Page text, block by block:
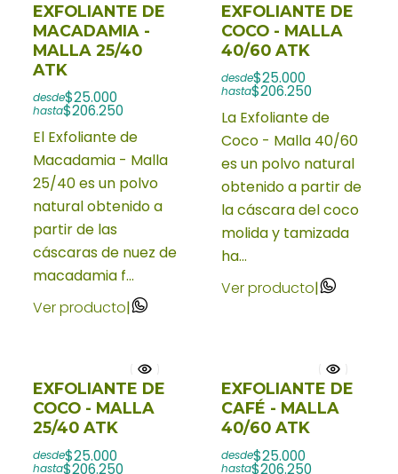
EXFOLIANTE DE
MACADAMIA -
MALLA 25/40
ATK
desde$25.000
hasta$206.250
El Exfoliante de
Macadamia - Malla
25/40 es un polvo
natural obtenido a
partir de las
cáscaras de nuez de
macadamia f...
Ver producto|
EXFOLIANTE DE
COCO - MALLA
40/60 ATK
desde$25.000
hasta$206.250
La Exfoliante de
Coco - Malla 40/60
es un polvo natural
obtenido a partir de
la cáscara del coco
molida y tamizada
ha...
Ver producto|
EXFOLIANTE DE
COCO - MALLA
25/40 ATK
desde$25.000
hasta$206.250
EXFOLIANTE DE
CAFÉ - MALLA
40/60 ATK
desde$25.000
hasta$206.250